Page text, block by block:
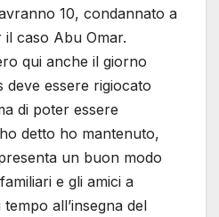
10, condannato a
caso Abu Omar.
qui anche il giorno
essere rigiocato
di poter essere
detto ho mantenuto,
un buon modo
e gli amici a
all’insegna del